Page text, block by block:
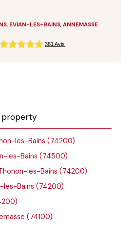
, EVIAN-LES-BAINS, ANNEMASSE
property
les-Bains (74200)
les-Bains (74500)
les-Bains (74200)
les-Bains (74200)
(74100)